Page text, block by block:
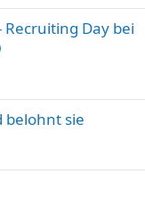
Day bei
belohnt sie